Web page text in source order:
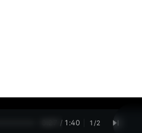
0:28 / 1:40 1 /2